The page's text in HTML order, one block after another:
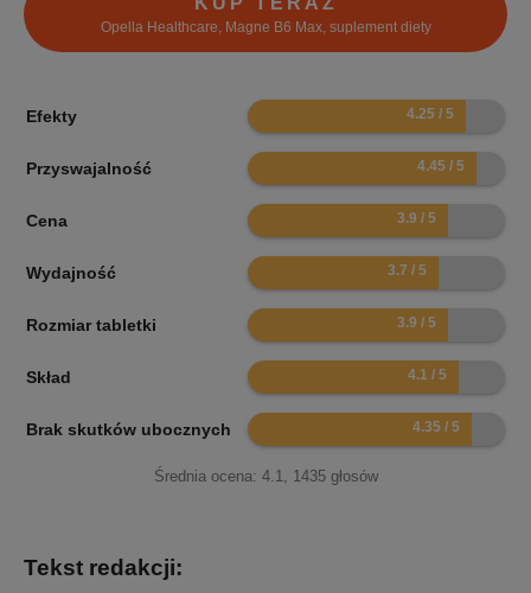
Opella Healthcare, Magne B6 Max, suplement diety
Efekty 8.5
Przyswajalność 8.9
Cena 7.8
Wydajność 7.4
Rozmiar tabletki 7.8
Skład 8.2
Brak skutków ubocznych 8.7
Średnia ocena: 4.1 1435głosów
Tekst redakcji: